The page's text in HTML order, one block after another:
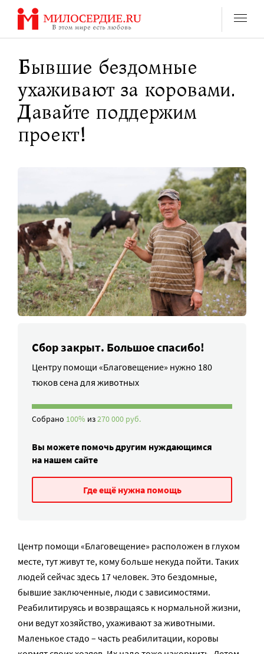
Перейти
содержанию
Бывшие бездомные
ухаживают за коровами.
Давайте поддержим
проект!
Сбор закрыт. Большое спасибо!
Центру помощи «Благовещение» нужно 180
тюков сена для животных
Собрано 100% из270 000 руб.
Вы можете помочь другим нуждающимся
на нашем сайте
Где ещё нужна помощь
Центр помощи «Благовещение» расположен в глухом
месте, тут живут те, кому больше некуда пойти. Таких
людей сейчас здесь 17 человек. Это бездомные,
бывшие заключенные, люди с зависимостями.
Реабилитируясь и возвращаясь к нормальной жизни,
они ведут хозяйство, ухаживают за животными.
Маленькое стадо – часть реабилитации, коровы